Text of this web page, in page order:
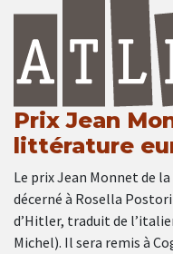
Prix Jean
littérature
Le prix Jean Monnet de
décerné à Rosella
d’Hitler, traduit de
Michel). Il sera remis à